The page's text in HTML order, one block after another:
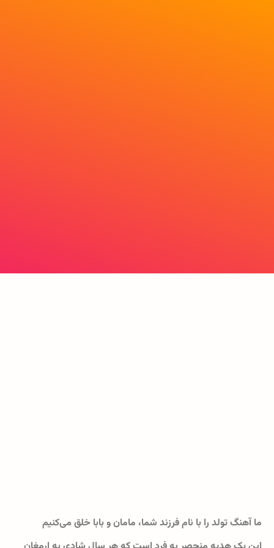
ما آهنگ تولد را با نام فرزند شما، مامان و بابا خلق می‌کنیم